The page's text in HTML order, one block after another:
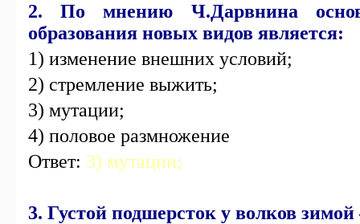
2. По мнению Ч.Дарвнина
образования новых видов является:
1) изменение внешних условий;
2) стремление выжить;
3) мутации;
4) половое размножение
Ответ: 3) мутации;
3. Густой подшерсток у волков